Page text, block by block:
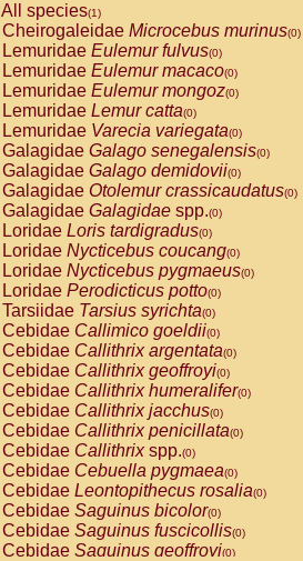
All species(1)
Cheirogaleidae Microcebus murinus(0)
Lemuridae Eulemur fulvus(0)
Lemuridae Eulemur macaco(0)
Lemuridae Eulemur mongoz(0)
Lemuridae Lemur catta(0)
Lemuridae Varecia variegata(0)
Galagidae Galago senegalensis(0)
Galagidae Galago demidovii(0)
Galagidae Otolemur crassicaudatus(0)
Galagidae Galagidae spp.(0)
Loridae Loris tardigradus(0)
Loridae Nycticebus coucang(0)
Loridae Nycticebus pygmaeus(0)
Loridae Perodicticus potto(0)
Tarsiidae Tarsius syrichta(0)
Cebidae Callimico goeldii(0)
Cebidae Callithrix argentata(0)
Cebidae Callithrix geoffroyi(0)
Cebidae Callithrix humeralifer(0)
Cebidae Callithrix jacchus(0)
Cebidae Callithrix penicillata(0)
Cebidae Callithrixspp.(0)
Cebidae Cebuella pygmaea(0)
Cebidae Leontopithecus rosalia(0)
Cebidae Saguinus bicolor(0)
Cebidae Saguinus fuscicollis(0)
Cebidae Saguinus geoffroyi(0)